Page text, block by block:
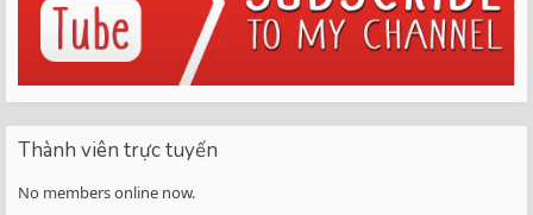
Thành viên trực tuyến
No members online now.